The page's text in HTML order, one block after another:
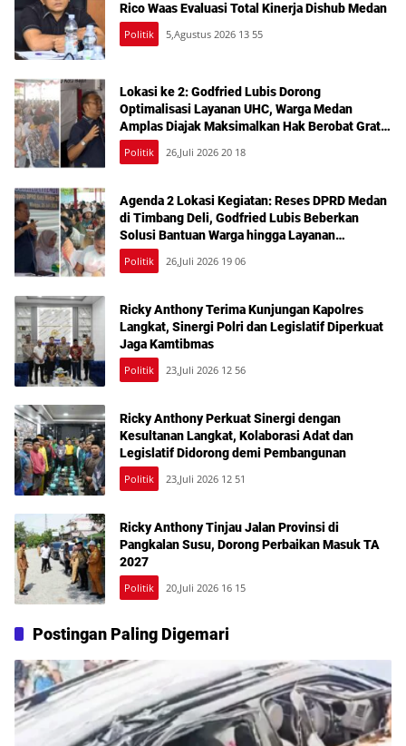
Rico Waas Evaluasi Total Kinerja Dishub Medan
Politik 5,Agustus 2026 13 55
Lokasi ke 2: Godfried Lubis Dorong
Optimalisasi Layanan UHC, Warga Medan
Amplas Diajak Maksimalkan Hak Berobat Gratis
Bermodal KTP
Politik 26,Juli 2026 20 18
Agenda 2 Lokasi Kegiatan: Reses DPRD Medan
di Timbang Deli, Godfried Lubis Beberkan
Solusi Bantuan Warga hingga Layanan
Kesehatan Gratis
Politik 26,Juli 2026 19 06
Ricky Anthony Terima Kunjungan Kapolres
Langkat, Sinergi Polri dan Legislatif Diperkuat
Jaga Kamtibmas
Politik 23,Juli 2026 12 56
Ricky Anthony Perkuat Sinergi dengan
Kesultanan Langkat, Kolaborasi Adat dan
Legislatif Didorong demi Pembangunan
Politik 23,Juli 2026 12 51
Ricky Anthony Tinjau Jalan Provinsi di
Pangkalan Susu, Dorong Perbaikan Masuk TA
2027
Politik 20,Juli 2026 16 15
Postingan Paling Digemari